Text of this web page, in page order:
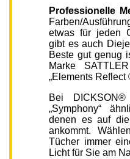
Professionelle
Farben/
etwas für jeden
gibt es auch
Beste gut genug
Marke
„Elements Reflect
Bei
„Symphony“
denen es auf
ankommt.
Tücher immer
Licht für Sie am